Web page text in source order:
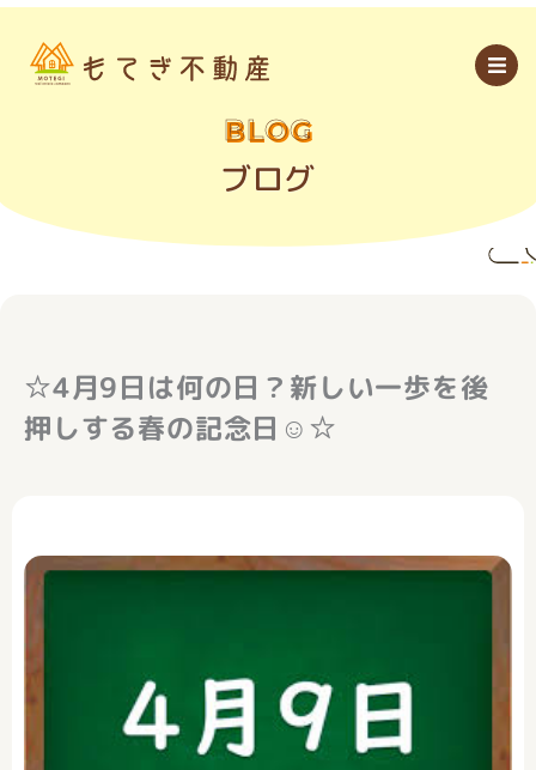
内
BLOG
ブログ
☆4月9日は何の日？新しい一歩を後
押しする春の記念日☺☆